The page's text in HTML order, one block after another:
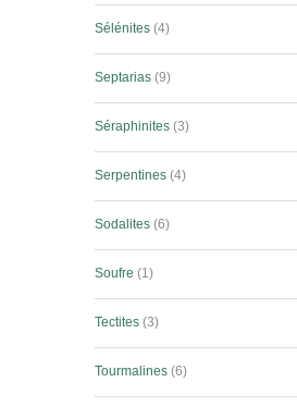
Sélénites 4
Septarias 9
Séraphinites 3
Serpentines 4
Sodalites 6
Soufre 1
Tectites 3
Tourmalines 6